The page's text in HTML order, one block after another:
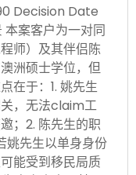
Decision Date
本案客户为一对同
师）及其伴侣陈
洲硕士学位，但
在于：1. 姚先生
，无法claim工
；2. 陈先生的职
姚先生以单身身份
能受到移民局质